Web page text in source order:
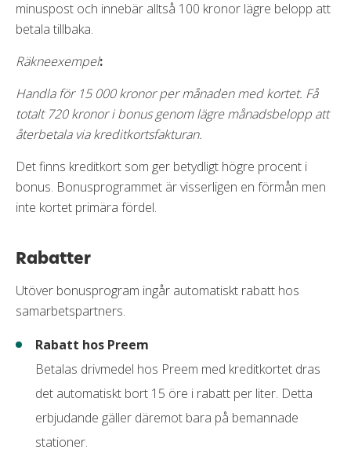
minuspost och innebär alltså 100 kronor lägre belopp att
betala tillbaka.
Räkneexempel:
Handla för 15 000 kronor per månaden med kortet. Få
totalt 720 kronor i bonus genom lägre månadsbelopp att
återbetala via kreditkortsfakturan.
Det finns kreditkort som ger betydligt högre procent i
bonus. Bonusprogrammet är visserligen en förmån men
inte kortet primära fördel.
Rabatter
Utöver bonusprogram ingår automatiskt rabatt hos
samarbetspartners.
Rabatt hos Preem
Betalas drivmedel hos Preem med kreditkortet dras
det automatiskt bort 15 öre i rabatt per liter. Detta
erbjudande gäller däremot bara på bemannade
stationer.